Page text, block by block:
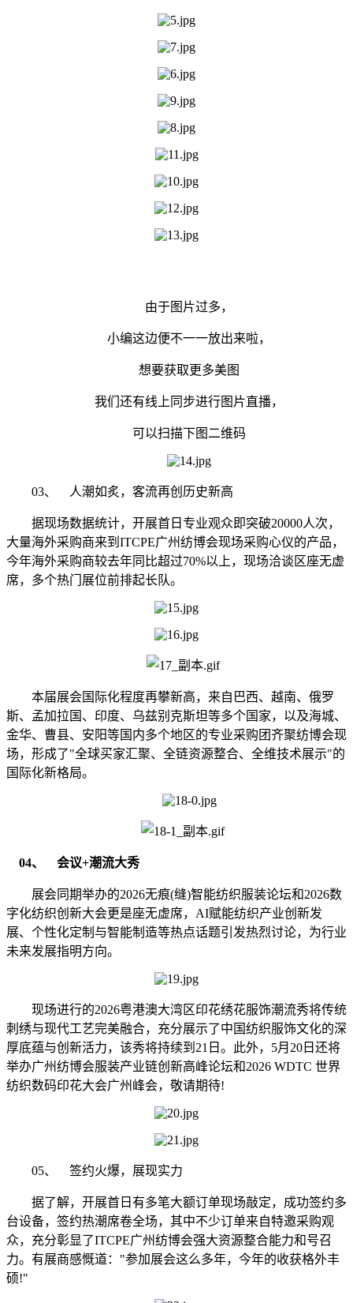
由于图片过多，
小编这边便不一一放出来啦，
想要获取更多美图
我们还有线上同步进行图片直播，
可以扫描下图二维码
03、 人潮如炙，客流再创历史新高
据现场数据统计，开展首日专业观众即突破20000人次，
大量海外采购商来到ITCPE广州纺博会现场采购心仪的产品，
今年海外采购商较去年同比超过70%以上，现场洽谈区座无虚
席，多个热门展位前排起长队。
本届展会国际化程度再攀新高，来自巴西、越南、俄罗
斯、孟加拉国、印度、乌兹别克斯坦等多个国家，以及海城、
金华、曹县、安阳等国内多个地区的专业采购团齐聚纺博会现
场，形成了"全球买家汇聚、全链资源整合、全维技术展示"的
国际化新格局。
04、 会议+潮流大秀
展会同期举办的2026无痕(缝)智能纺织服装论坛和2026数
字化纺织创新大会更是座无虚席，AI赋能纺织产业创新发
展、个性化定制与智能制造等热点话题引发热烈讨论，为行业
未来发展指明方向。
现场进行的2026粤港澳大湾区印花绣花服饰潮流秀将传统
刺绣与现代工艺完美融合，充分展示了中国纺织服饰文化的深
厚底蕴与创新活力，该秀将持续到21日。此外，5月20日还将
举办广州纺博会服装产业链创新高峰论坛和2026 WDTC 世界
纺织数码印花大会广州峰会，敬请期待!
05、 签约火爆，展现实力
据了解，开展首日有多笔大额订单现场敲定，成功签约多
台设备，签约热潮席卷全场，其中不少订单来自特邀采购观
众，充分彰显了ITCPE广州纺博会强大资源整合能力和号召
力。有展商感慨道："参加展会这么多年，今年的收获格外丰
硕!"